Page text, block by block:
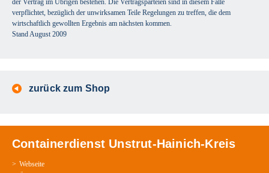
der Vertrag im Übrigen bestehen. Die Vertragsparteien sind in diesem Falle
verpflichtet, bezüglich der unwirksamen Teile Regelungen zu treffen, die dem
wirtschaftlich gewollten Ergebnis am nächsten kommen.
Stand August 2009
zurück zum Shop
Containerdienst Unstrut-Hainich-Kreis
Webseite